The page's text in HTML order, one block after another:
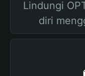
Lindungi
diri